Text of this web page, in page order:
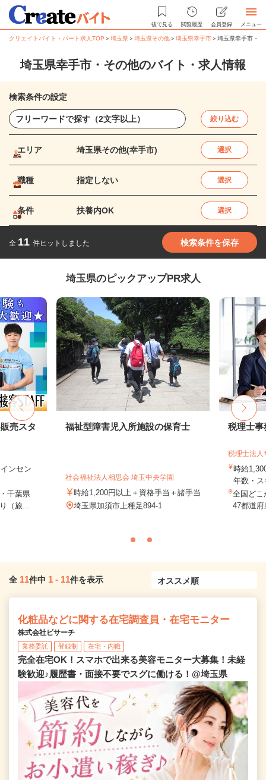
後で見る 閲覧履歴 会員登録 メニュー
クリエイトバイト・パート求人TOP ＞埼玉県＞埼玉県その他＞埼玉県幸手市＞埼玉県幸手市・
埼玉県幸手市・その他のバイト・求人情報
検索条件の設定
絞り込む
エリア 埼玉県その他(幸手市) 選択
職種 指定しない 選択
条件 扶養内OK 選択
全 11 件ヒットしました 検索条件を保存
埼玉県のピックアップPR求人
売スタ
ンセン
千葉県
（旅...
福祉型障害児入所施設の保育士
社会福祉法人相思会 埼玉中央学園
時給1,200円以上＋資格手当＋諸手当
埼玉県加須市上種足894-1
税理士事
税理士法人
時給
年数・
全国どこ
47都道
全 11件中 1 - 11件を表示
化粧品などに関する在宅調査員・在宅モニター
株式会社ビサーチ
業務委託 登録制 在宅・内職
完全在宅OK！スマホで出来る美容モニター大募集！未経
験歓迎♪履歴書・面接不要でスグに働ける！@埼玉県